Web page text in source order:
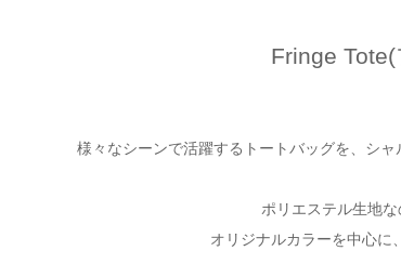
Fringe Tote(
様々なシーンで活躍するトートバッグを、シ
ポリエステル生地な
オリジナルカラーを中心に